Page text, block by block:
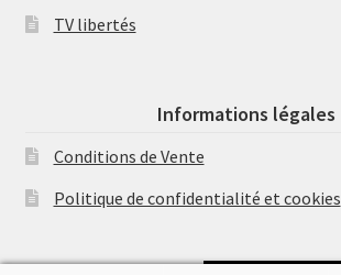
TV libertés
Informations légales
Conditions de Vente
Politique de confidentialité et cookies